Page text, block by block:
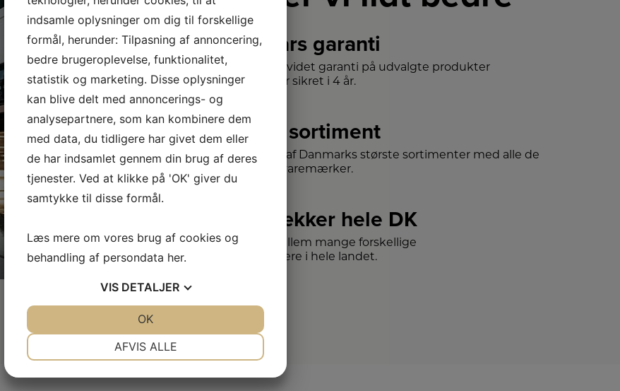
2+2 års garanti
Vi har udvidet garanti på udvalgte produkter
– så du er sikret i 4 år.
Stort sortiment
Vi har et af Danmarks største sortimenter med alle de
kendte varemærker.
Vi dækker hele DK
Vælg mellem mange forskellige
forhandlere i hele landet.
indsamle oplysninger om dig til forskellige
formål, herunder: Tilpasning af annoncering,
bedre brugeroplevelse, funktionalitet,
statistik og marketing. Disse oplysninger
kan blive delt med annoncerings- og
analysepartnere, som kan kombinere dem
med data, du tidligere har givet dem eller
de har indsamlet gennem din brug af deres
tjenester. Ved at klikke på 'OK' giver du
samtykke til disse formål.
Læs mere om vores brug af cookies og
behandling af persondata her.
VIS DETALJER
AFVIS ALLE
OK